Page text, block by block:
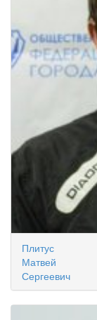
Плитус
Матвей
Сергеевич